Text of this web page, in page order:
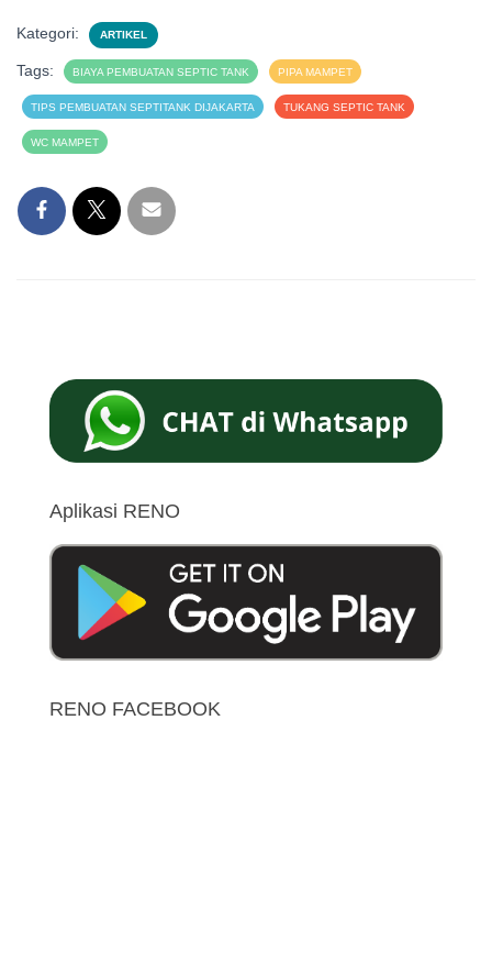
Kategori: ARTIKEL
Tags: BIAYA PEMBUATAN SEPTIC TANK PIPA MAMPET
TIPS PEMBUATAN SEPTITANK DIJAKARTA TUKANG SEPTIC TANK
WC MAMPET
Aplikasi RENO
RENO FACEBOOK